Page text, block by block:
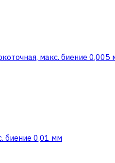
макс. биение 0,005
биение 0,01 мм